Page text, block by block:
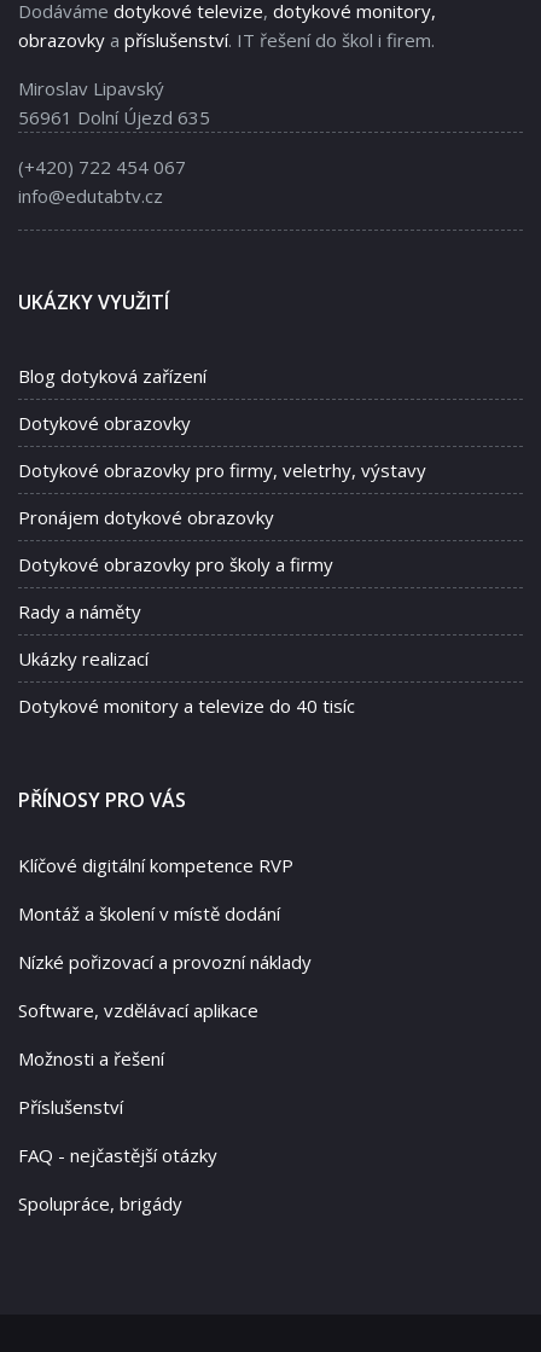
Dodáváme dotykové televize, dotykové monitory,
obrazovky a příslušenství. IT řešení do škol i firem.
Miroslav Lipavský
56961 Dolní Újezd 635
(+420) 722 454 067
info@edutabtv.cz
UKÁZKY VYUŽITÍ
Blog dotyková zařízení
Dotykové obrazovky
Dotykové obrazovky pro firmy, veletrhy, výstavy
Pronájem dotykové obrazovky
Dotykové obrazovky pro školy a firmy
Rady a náměty
Ukázky realizací
Dotykové monitory a televize do 40 tisíc
PŘÍNOSY PRO VÁS
Klíčové digitální kompetence RVP
Montáž a školení v místě dodání
Nízké pořizovací a provozní náklady
Software, vzdělávací aplikace
Možnosti a řešení
Příslušenství
FAQ - nejčastější otázky
Spolupráce, brigády